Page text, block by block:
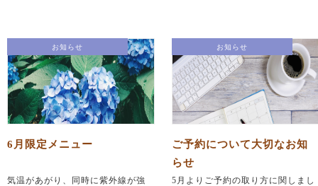
お知らせ
6月限定メニュー
気温があがり、同時に紫外線が強
お知らせ
ご予約について大切なお知
らせ
5月よりご予約の取り方に関しまし